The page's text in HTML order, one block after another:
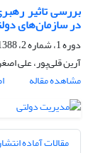
بررسی تاثیر
در سازمان‌های
دوره 1، شماره 2، 1388
آرین قلی‌پور، علی
مشاهده مقاله
مقالات آماده